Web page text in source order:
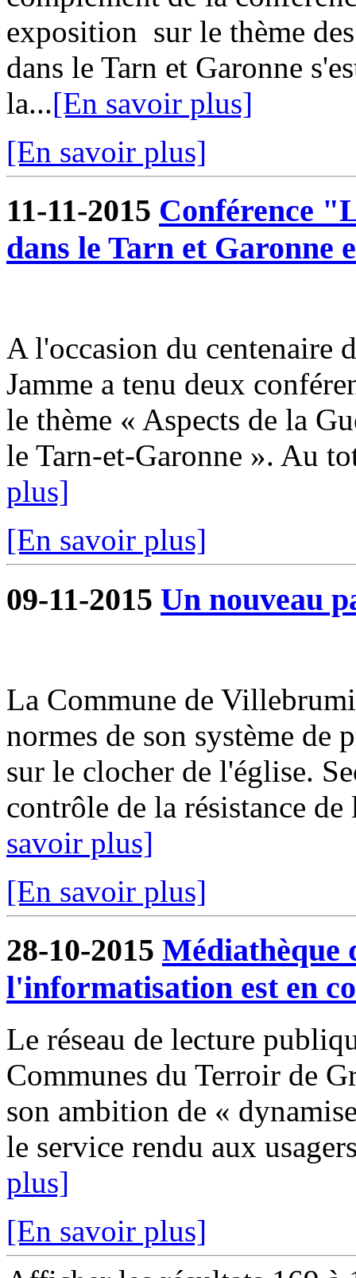
exposition sur le thème
dans le Tarn et Garonne
la...[En savoir plus]
[En savoir plus]
11-11-2015 Conférence
dans le Tarn et
A l'occasion du centenaire
Jamme a tenu deux
le thème « Aspects de la
le Tarn-et-Garonne ». Au
plus]
[En savoir plus]
09-11-2015 Un nouveau
La Commune de
normes de son système
sur le clocher de l'église.
contrôle de la résistance
savoir plus]
[En savoir plus]
28-10-2015 Médiathèque
l'informatisation est en
Le réseau de lecture
Communes du Terroir de
son ambition de «
le service rendu aux
plus]
[En savoir plus]